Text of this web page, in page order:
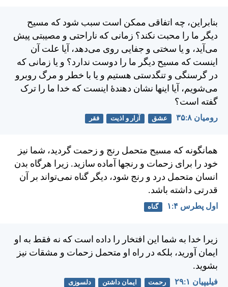
بنابراين، چه اتفاقی ممكن است سبب شود كه مسيح
ديگر ما را محبت نكند؟ زمانی كه ناراحتی و مصيبتی پيش
می‌آيد، و يا سختی و جفايی روی می‌دهد، آيا علت آن
اينست كه مسيح ديگر ما را دوست ندارد؟ و يا زمانی كه
در گرسنگی و تنگدستی هستيم و يا با خطر و مرگ روبرو
می‌شويم، آيا اينها نشان دهندهٔ اينست كه خدا ما را ترک
گفته است؟
رومیان ۸:‏۳۵ عشق آزار و اذیت فقر
همانگونه كه مسيح متحمل رنج و زحمت گرديد، شما نيز
خود را برای زحمات و رنجها آماده سازيد. زيرا هرگاه بدن
انسان متحمل درد و رنج شود، ديگر گناه نمی‌تواند بر آن
قدرتی داشته باشد.
اول پطرس ۴:‏۱ گناه
زيرا خدا به شما اين افتخار را داده است كه نه فقط به او
ايمان آوريد، بلكه در راه او متحمل زحمات و مشقات نيز
بشويد.
فيليپیان ۱:‏۲۹ رحمت ایمان داشتن دلسوزی